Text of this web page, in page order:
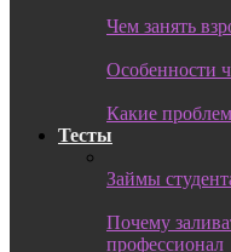
Чем занять
Особенности
Какие
Тесты
Займы
Почему
профессионал